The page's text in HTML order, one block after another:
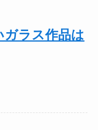
ガラス作品は